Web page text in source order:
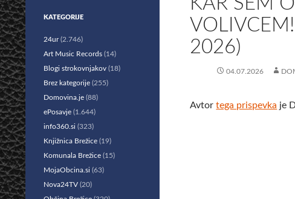
2026)
04.07.2026
Avtortega prispevka je
KATEGORIJE
24ur(2.746)
Art Music Records (14)
Blogi strokovnjakov (18)
Brez kategorije (255)
Domovina.je (88)
ePosavje (1.644)
info360.si (323)
Knjižnica Brežice (19)
Komunala Brežice (15)
MojaObcina.si (63)
Nova24TV (20)